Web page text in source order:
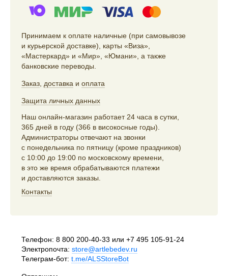
Принимаем к оплате наличные (при самовывозе
и курьерской доставке), карты «Виза»,
«Мастеркард» и «Мир», «Юмани», а также
банковские переводы.
Заказ доставка и оплата
Защита личных данных
Наш онлайн-магазин работает 24 часа в сутки,
365 дней в году (366 в високосные годы).
Администраторы отвечают на звонки
с понедельника по пятницу (кроме праздников)
с 10:00 до 19:00 по московскому времени,
в это же время обрабатываются платежи
и доставляются заказы.
Контакты
Телефон: 8 800 200-40-33 или +7 495 105-91-24
Электропочта: store@artlebedev.ru
Телеграм-бот: t.me/ALSStoreBot